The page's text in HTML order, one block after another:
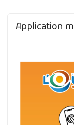
Application